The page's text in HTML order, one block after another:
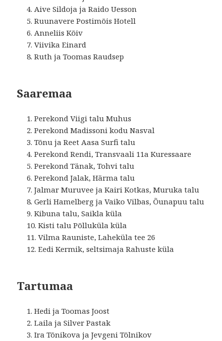
Aive Sildoja ja Raido Uesson
Ruunavere Postimõis Hotell
Anneliis Kõiv
Viivika Einard
Ruth ja Toomas Raudsep
Saaremaa
Perekond Viigi talu Muhus
Perekond Madissoni kodu Nasval
Tõnu ja Reet Aasa Surfi talu
Perekond Rendi, Transvaali 11a Kuressaare
Perekond Tänak, Tohvi talu
Perekond Jalak, Härma talu
Jalmar Muruvee ja Kairi Kotkas, Muruka talu
Gerli Hamelberg ja Vaiko Vilbas, Õunapuu talu
Kibuna talu, Saikla küla
Kisti talu Põlluküla küla
Vilma Rauniste, Laheküla tee 26
Eedi Kermik, seltsimaja Rahuste küla
Tartumaa
Hedi ja Toomas Joost
Laila ja Silver Pastak
Ira Tõnikova ja Jevgeni Tõlnikov